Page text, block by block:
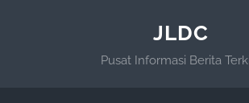
JLDC
Pusat Informasi Berita